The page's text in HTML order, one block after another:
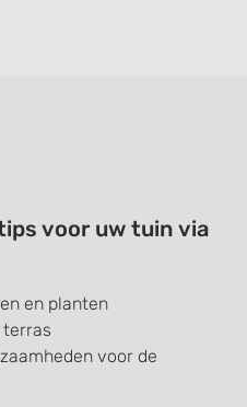
voor uw tuin via
en planten
voor de